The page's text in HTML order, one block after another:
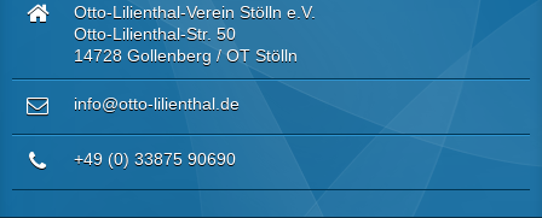
Otto-Lilienthal-Verein Stölln e.V.
Otto-Lilienthal-Str. 50
14728 Gollenberg / OT Stölln
info@otto-lilienthal.de
+49 (0) 33875 90690